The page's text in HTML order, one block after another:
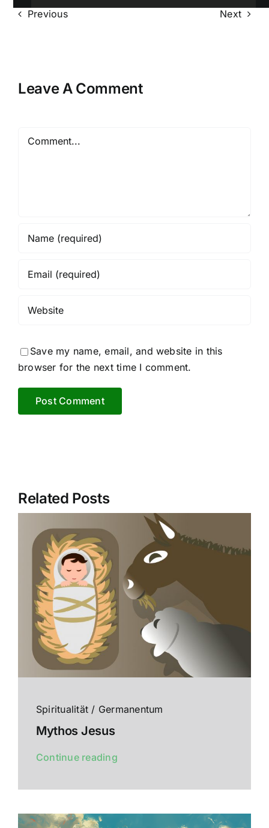
Previous Next
Leave A Comment
Save my name, email, and website in this
browser for the next time I comment.
Related Posts
Spiritualität / Germanentum
Mythos Jesus
Continue reading